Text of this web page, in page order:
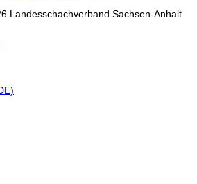
Landesschachverband Sachsen-Anhalt